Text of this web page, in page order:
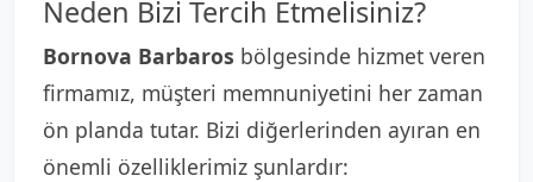
Neden Bizi Tercih Etmelisiniz?
Bornova Barbaros bölgesinde hizmet veren
firmamız, müşteri memnuniyetini her zaman
ön planda tutar. Bizi diğerlerinden ayıran en
önemli özelliklerimiz şunlardır: